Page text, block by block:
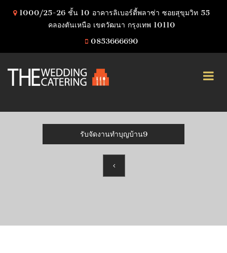
1000/25-26 ชั้น 10 อาคารลิเบอร์ตี้พลาซ่า ซอยสุขุมวิท 55
คลองตันเหนือ เขตวัฒนา กรุงเทพ 10110
0853666690
รับจัดงานทําบุญบ้าน9